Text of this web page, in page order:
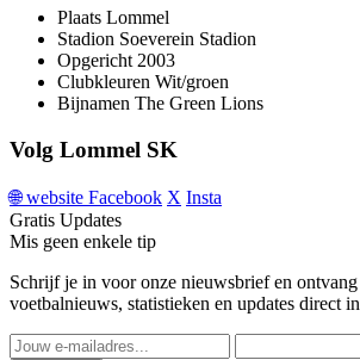
Plaats Lommel
Stadion Soeverein Stadion
Opgericht 2003
Clubkleuren Wit/groen
Bijnamen The Green Lions
Volg Lommel SK
🌐 website Facebook X Insta
Gratis Updates
Mis geen enkele tip
Schrijf je in voor onze nieuwsbrief en ontvang
voetbalnieuws, statistieken en updates direct